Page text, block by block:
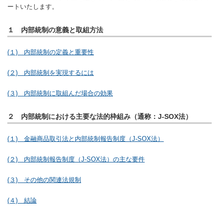
ートいたします。
１ 内部統制の意義と取組方法
(１) 内部統制の定義と重要性
(２) 内部統制を実現するには
(３) 内部統制に取組んだ場合の効果
２ 内部統制における主要な法的枠組み（通称：J-SOX法）
(１) 金融商品取引法と内部統制報告制度（J-SOX法）
(２) 内部統制報告制度（J-SOX法）の主な要件
(３) その他の関連法規制
(４) 結論